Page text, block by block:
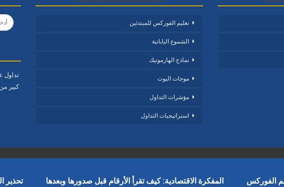
تعليم الفوركس للمبتدئين
الشموع اليابانية
نماذج الهارمونيك
موجات اليوت
مؤشرات التداول
استراتيجيات التداول
تداول
كبير
الفوركس المفكرة الاقتصادية: كيف تقرأ الأرقام قبل صدورها وبعدها تحذير